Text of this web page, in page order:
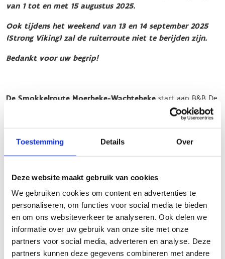
Toestemming Details Over
Deze website maakt gebruik van cookies
We gebruiken cookies om content en advertenties te
personaliseren, om functies voor social media te bieden
en om ons websiteverkeer te analyseren. Ook delen we
informatie over uw gebruik van onze site met onze
partners voor social media, adverteren en analyse. Deze
partners kunnen deze gegevens combineren met andere
van1 tot en met 15 augustus 2025.
Ook tijdens het weekend van 13 en 14 september 2025
(Strong Viking) zal de ruiterroute niet te berijden zijn.
Bedankt voor uw begrip!
De Smokkelroute Moerbeke-Wachtebeke start aan B&B De
Er is een tweede startplaats voorzien aan de ruiterterreinen
van de LRV Moerbeke, Achterdreef in 9180 Moerbeke-Waas,
van waaruit ook een inrijroute van 3,4 km vertrekt.
Deze route bestaat uit 3 bewegwijzerde lussen.
De kortste lus is 9 km en enkel toegankelijk voor ruiters.
De twee langere lussen van 26 km en van 39 km kunnen
zowel door ruiters als menners gereden worden.
De lussen bestaan uit respectievelijk 74%, 65% en 60%
onverharde paden.